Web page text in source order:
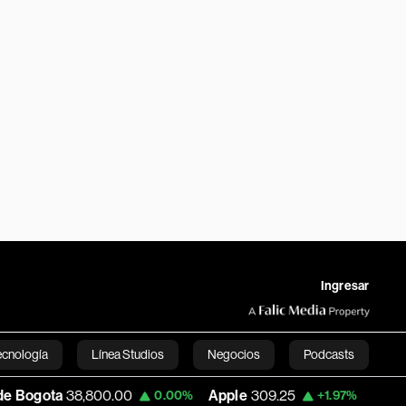
Ingresar
Línea Studios Negocios Podcasts
English
0.00% Apple 309.25 +1.97% USD COP 3,195.99